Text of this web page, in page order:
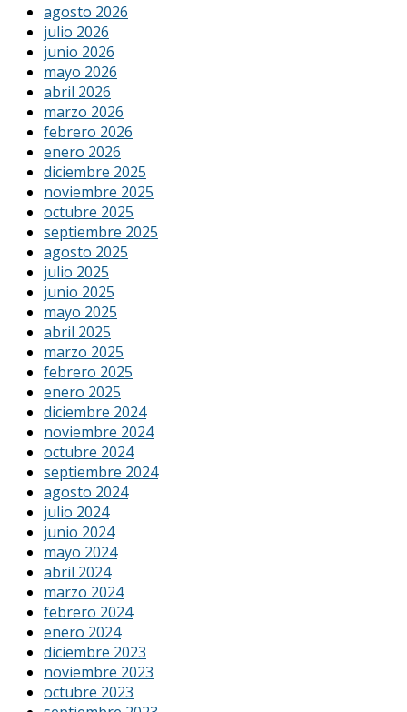
agosto 2026
julio 2026
junio 2026
mayo 2026
abril 2026
marzo 2026
febrero 2026
enero 2026
diciembre 2025
noviembre 2025
octubre 2025
septiembre 2025
agosto 2025
julio 2025
junio 2025
mayo 2025
abril 2025
marzo 2025
febrero 2025
enero 2025
diciembre 2024
noviembre 2024
octubre 2024
septiembre 2024
agosto 2024
julio 2024
junio 2024
mayo 2024
abril 2024
marzo 2024
febrero 2024
enero 2024
diciembre 2023
noviembre 2023
octubre 2023